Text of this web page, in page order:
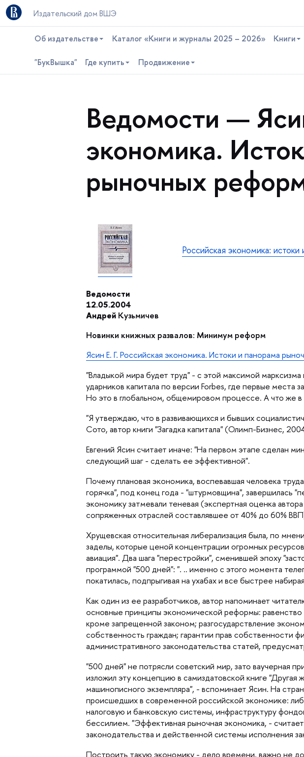
Издательский дом ВШЭ
Об издательстве Каталог «Книги и журналы 2025 – 2026» Книги
"БукВышка" Где купить Продвижение
едомости —
экономика.
рыночных
Российская экономика:
едомости
12.05.2004
Андрей Кузьмиче
Новинки книжных развалов: Минимум реформ
Ясин Е. Г. Российская экономика. Истоки и панорама
"Владыкой мира будет труд" - с этой максимой
ударников капитала по версии Forbes, где первые
Но это в глобальном, общемировом процессе. А что же в
"Я утверждаю, что в развивающихся и бывших
Сото, автор книги "Загадка капитала" (Олимп-Бизнес,
Евгений Ясин считает иначе: "На первом этапе сделан
следующий шаг - сделать ее эффективной".
Почему плановая экономика, воспевавшая человека
орячка", под конец года - "штурмовщина", завершилась
экономику затмевали теневая (экспертная оценка
сопряженных отраслей составлявшее от 40% до 60%
Хрущевская относительная либерализация была, по
заделы, которые ценой концентрации огромных
авиация". Два шага "перестройки", сменившей эпоху
программой "500 дней": ". .. именно с этого момента
покатилась, подпрыгивая на ухабах и все быстрее
Как один из ее разработчиков, автор напоминает
основные принципы экономической реформы:
кроме запрещенной законом; разгосударствление
собственность граждан; гарантии прав собственности
административного законодательства статей,
"500 дней" не потрясли советский мир, зато ваучерная
изложил эту концепцию в самиздатовской книге
машинописного экземпляра", - вспоминает Ясин. На
происшедших в современной российской экономике:
налоговую и банковскую системы, инфраструктуру
ессилием. "Эффективная рыночная экономика, -
законодательства и действенной системы исполнения
Построить такую экономику - дело времени, важно не